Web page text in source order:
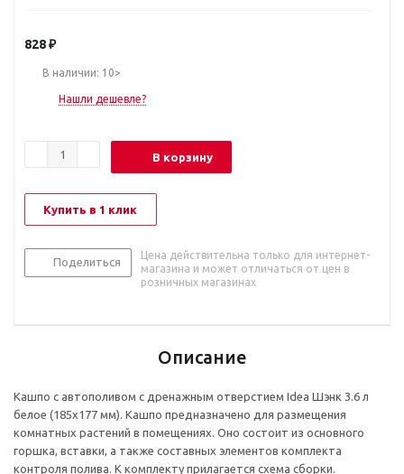
828₽
В наличии: 10>
Нашли дешевле?
В корзину
Купить в 1 клик
Поделиться
Цена действительна только для интернет-
магазина и может отличаться от цен в
розничных магазинах
Описание
Кашпо с автополивом с дренажным отверстием Idea Шэнк 3.6 л
белое (185x177 мм). Кашпо предназначено для размещения
комнатных растений в помещениях. Оно состоит из основного
горшка, вставки, а также составных элементов комплекта
контроля полива. К комплекту прилагается схема сборки.